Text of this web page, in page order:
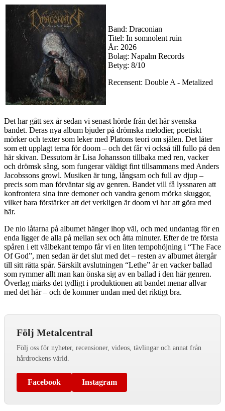
Band: Draconian
Titel: In somnolent ruin
År: 2026
Bolag: Napalm Records
Betyg: 8/10
Recensent: Double A - Metalized
Det har gått sex år sedan vi senast hörde från det här svenska
bandet. Deras nya album bjuder på drömska melodier, poetiskt
mörker och texter som leker med Platons teori om själen. Det låter
som ett upplagt tema för doom – och det får vi också till fullo på den
här skivan. Dessutom är Lisa Johansson tillbaka med ren, vacker
och drömsk sång, som fungerar väldigt fint tillsammans med Anders
Jacobssons growl. Musiken är tung, långsam och full av djup –
precis som man förväntar sig av genren. Bandet vill få lyssnaren att
konfrontera sina inre demoner och vandra genom mörka skuggor,
vilket bara förstärker att det verkligen är doom vi har att göra med
här.
De nio låtarna på albumet hänger ihop väl, och med undantag för en
enda ligger de alla på mellan sex och åtta minuter. Efter de tre första
spåren i ett välbekant tempo får vi en liten tempohöjning i “The Face
Of God”, men sedan är det slut med det – resten av albumet återgår
till sitt rätta spår. Särskilt avslutningen “Lethe” är en vacker ballad
som rymmer allt man kan önska sig av en ballad i den här genren.
Överlag märks det tydligt i produktionen att bandet menar allvar
med det här – och de kommer undan med det riktigt bra.
Följ Metalcentral
Följ oss för nyheter, recensioner, videos, tävlingar och annat från
hårdrockens värld.
Facebook Instagram